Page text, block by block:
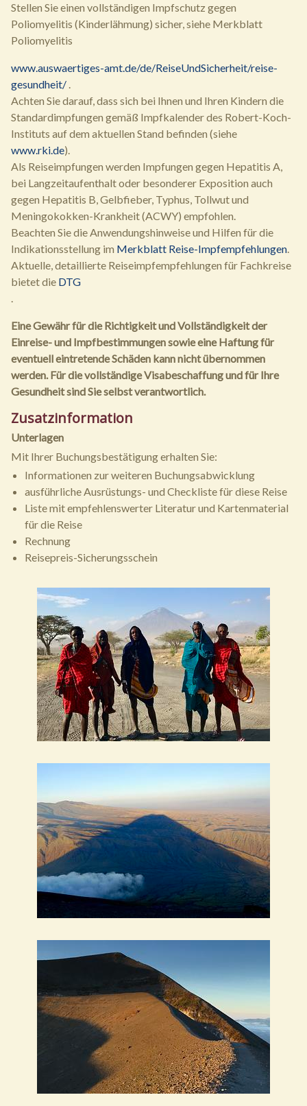
Stellen Sie einen vollständigen Impfschutz gegen
Poliomyelitis (Kinderlähmung) sicher, siehe Merkblatt
Poliomyelitis
www.auswaertiges-amt.de/de/ReiseUndSicherheit/reise-
gesundheit/ .
Achten Sie darauf, dass sich bei Ihnen und Ihren Kindern die
Standardimpfungen gemäß Impfkalender des Robert-Koch-
Instituts auf dem aktuellen Stand befinden (siehe
www.rki.de).
Als Reiseimpfungen werden Impfungen gegen Hepatitis A,
bei Langzeitaufenthalt oder besonderer Exposition auch
gegen Hepatitis B, Gelbfieber, Typhus, Tollwut und
Meningokokken-Krankheit (ACWY) empfohlen.
Beachten Sie die Anwendungshinweise und Hilfen für die
Indikationsstellung im Merkblatt Reise-Impfempfehlungen.
Aktuelle, detaillierte Reiseimpfempfehlungen für Fachkreise
bietet die DTG
.
Eine Gewähr für die Richtigkeit und Vollständigkeit der
Einreise- und Impfbestimmungen sowie eine Haftung für
eventuell eintretende Schäden kann nicht übernommen
werden. Für die vollständige Visabeschaffung und für Ihre
Gesundheit sind Sie selbst verantwortlich.
Zusatzinformation
Unterlagen
Mit Ihrer Buchungsbestätigung erhalten Sie:
Informationen zur weiteren Buchungsabwicklung
ausführliche Ausrüstungs- und Checkliste für diese Reise
Liste mit empfehlenswerter Literatur und Kartenmaterial
für die Reise
Rechnung
Reisepreis-Sicherungsschein